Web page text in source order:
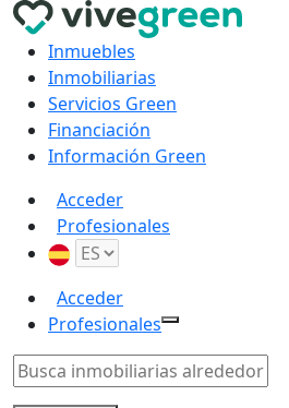
Inmuebles
Inmobiliarias
Servicios Green
Financiación
Información Green
Acceder
Profesionales
Acceder
Profesionales